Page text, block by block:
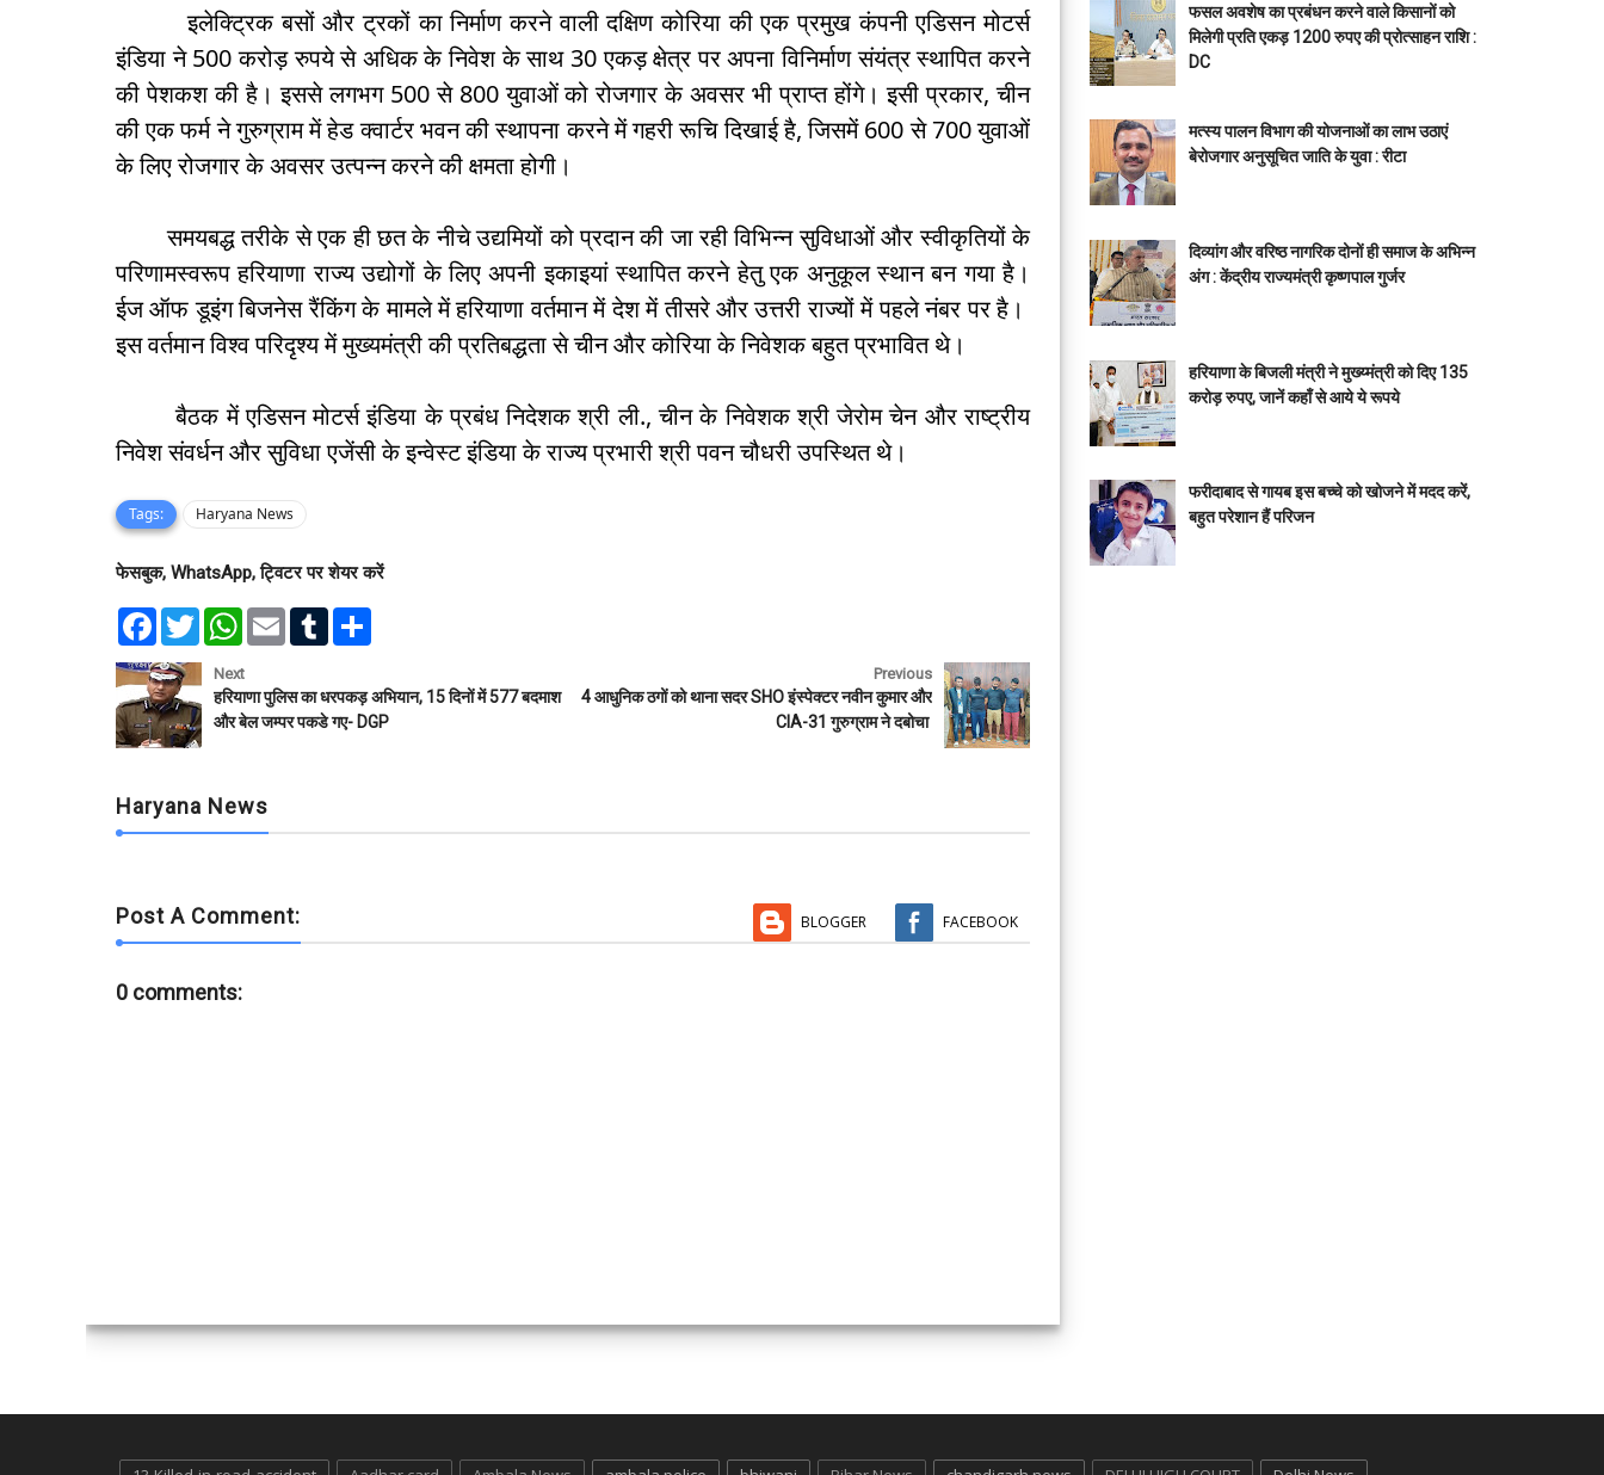
इलेक्ट्रिक बसों और ट्रकों का निर्माण करने वाली दक्षिण कोरिया की एक प्रमुख कंपनी एडिसन मोटर्स
इंडिया ने 500 करोड़ रुपये से अधिक के निवेश के साथ 30 एकड़ क्षेत्र पर अपना विनिर्माण संयंत्र स्थापित करने
की पेशकश की है। इससे लगभग 500 से 800 युवाओं को रोजगार के अवसर भी प्राप्त होंगे। इसी प्रकार, चीन
की एक फर्म ने गुरुग्राम में हेड क्वार्टर भवन की स्थापना करने में गहरी रूचि दिखाई है, जिसमें 600 से 700 युवाओं
के लिए रोजगार के अवसर उत्पन्न करने की क्षमता होगी।
समयबद्ध तरीके से एक ही छत के नीचे उद्यमियों को प्रदान की जा रही विभिन्न सुविधाओं और स्वीकृतियों के
परिणामस्वरूप हरियाणा राज्य उद्योगों के लिए अपनी इकाइयां स्थापित करने हेतु एक अनुकूल स्थान बन गया है।
ईज ऑफ डूइंग बिजनेस रैंकिंग के मामले में हरियाणा वर्तमान में देश में तीसरे और उत्तरी राज्यों में पहले नंबर पर है।
इस वर्तमान विश्व परिदृश्य में मुख्यमंत्री की प्रतिबद्धता से चीन और कोरिया के निवेशक बहुत प्रभावित थे।
बैठक में एडिसन मोटर्स इंडिया के प्रबंध निदेशक श्री ली., चीन के निवेशक श्री जेरोम चेन और राष्ट्रीय
निवेश संवर्धन और सुविधा एजेंसी के इन्वेस्ट इंडिया के राज्य प्रभारी श्री पवन चौधरी उपस्थित थे।
Tags: Haryana News
फेसबुक, WhatsApp, ट्विटर पर शेयर करें
F
e
b
o
o
k
T
w
t
e
r
W
t
s
A
p
E
l
T
l
r
e
Next
हरियाणा पुलिस का धरपकड़ अभियान, 15 दिनों में 577 बदमाश
और बेल जम्पर पकडे गए- DGP
Previous
4 आधुनिक ठगों को थाना सदर SHO इंस्पेक्टर नवीन कुमार और
CIA-31 गुरुग्राम ने दबोचा
Haryana News
Post A Comment: BLOGGER FACEBOOK
0 comments:
फसल अवशेष का प्रबंधन करने वाले किसानों को
मिलेगी प्रति एकड़ 1200 रुपए की प्रोत्साहन राशि :
DC
मत्स्य पालन विभाग की योजनाओं का लाभ उठाएं
बेरोजगार अनुसूचित जाति के युवा : रीटा
दिव्यांग और वरिष्ठ नागरिक दोनों ही समाज के अभिन्न
अंग : केंद्रीय राज्यमंत्री कृष्णपाल गुर्जर
हरियाणा के बिजली मंत्री ने मुख्य्मंत्री को दिए 135
करोड़ रुपए, जानें कहाँ से आये ये रूपये
फरीदाबाद से गायब इस बच्चे को खोजने में मदद करें,
बहुत परेशान हैं परिजन